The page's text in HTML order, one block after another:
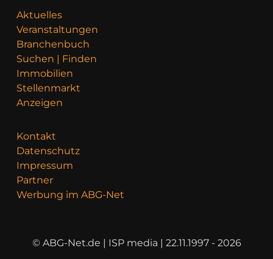
Aktuelles
Veranstaltungen
Branchenbuch
Suchen | Finden
Immobilien
Stellenmarkt
Anzeigen
Kontakt
Datenschutz
Impressum
Partner
Werbung im ABG-Net
© ABG-Net.de | ISP media | 22.11.1997 - 2026